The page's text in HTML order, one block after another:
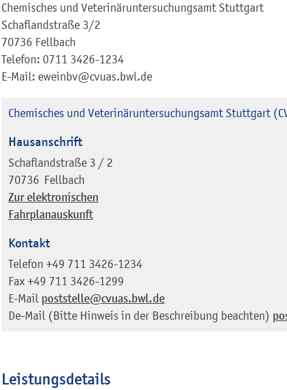
Chemisches und Veterinäruntersuchungsamt Stuttgart
Schaflandstraße 3/2
70736 Fellbach
Telefon: 0711 3426-1234
E-Mail: eweinbv@cvuas.bwl.de
Chemisches und Veterinäruntersuchungsamt Stuttgart
Hausanschrift
Schaflandstraße 3 / 2
70736 Fellbach
Zur elektronischen
Fahrplanauskunft
Kontakt
Telefon +49 711 3426-1234
Fax +49 711 3426-1299
E-Mail poststelle@cvuas.bwl.de
De-Mail (Bitte Hinweis in der Beschreibung beachten)
Leistungsdetails